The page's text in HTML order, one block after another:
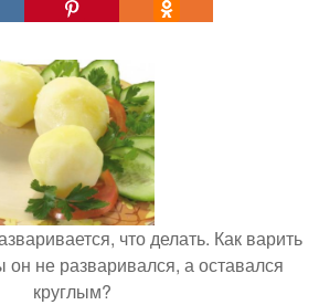
что делать. Как варить
он не разваривался, а оставался
круглым?